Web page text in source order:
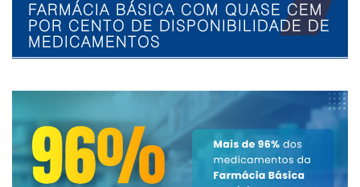
FARMÁCIA BÁSICA COM QUASE CEM
POR CENTO DE DISPONIBILIDADE DE
MEDICAMENTOS